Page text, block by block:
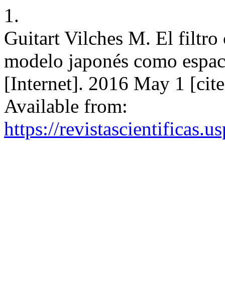
1.
Guitart Vilches M. El filtro
modelo japonés como
[Internet]. 2016 May 1
Available from:
https://